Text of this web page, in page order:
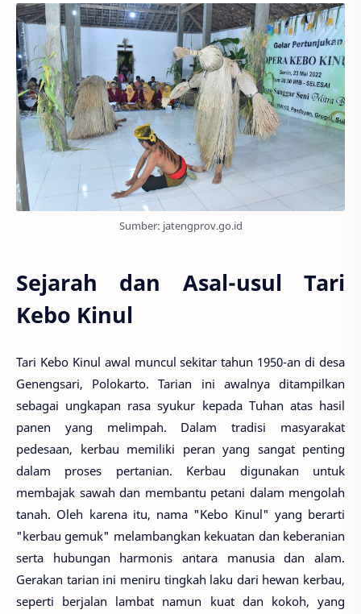
Sumber: jatengprov.go.id
Sejarah dan Asal-usul Tari
Kebo Kinul
Tari Kebo Kinul awal muncul sekitar tahun 1950-an di desa
Genengsari, Polokarto. Tarian ini awalnya ditampilkan
sebagai ungkapan rasa syukur kepada Tuhan atas hasil
panen yang melimpah. Dalam tradisi masyarakat
pedesaan, kerbau memiliki peran yang sangat penting
dalam proses pertanian. Kerbau digunakan untuk
membajak sawah dan membantu petani dalam mengolah
tanah. Oleh karena itu, nama "Kebo Kinul" yang berarti
"kerbau gemuk" melambangkan kekuatan dan keberanian
serta hubungan harmonis antara manusia dan alam.
Gerakan tarian ini meniru tingkah laku dari hewan kerbau,
seperti berjalan lambat namun kuat dan kokoh, yang